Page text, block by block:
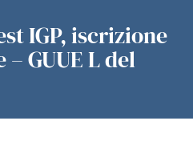
IGP, iscrizione
GUUE L del